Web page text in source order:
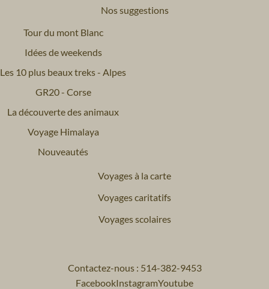
Nos suggestions
Tour du mont Blanc
Idées de weekends
Les 10 plus beaux treks - Alpes
GR20 - Corse
La découverte des animaux
Voyage Himalaya
Nouveautés
Voyages à la carte
Voyages caritatifs
Voyages scolaires
Contactez-nous : 514-382-9453
FacebookInstagramYoutube